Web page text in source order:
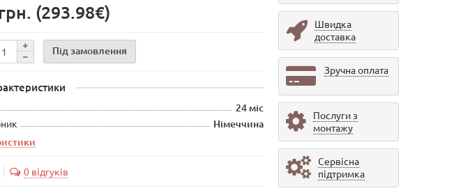
(293.98€)
Під замовлення
24 міс
Німеччина
0 відгуків
Швидка
доставка
Зручна оплата
Послуги з
монтажу
Сервісна
підтримка